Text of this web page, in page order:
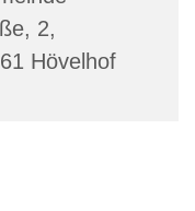
2,
Hövelhof